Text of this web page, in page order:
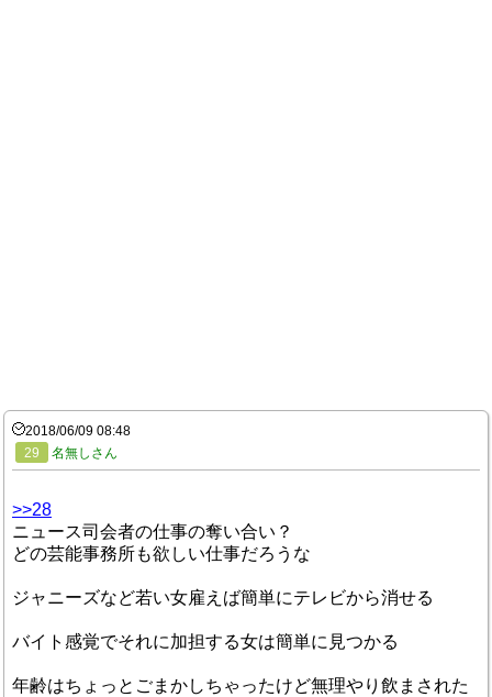
2018/06/09 08:48
29
名無しさん
>>28
ニュース司会者の仕事の奪い合い？
どの芸能事務所も欲しい仕事だろうな
ジャニーズなど若い女雇えば簡単にテレビから消せる
バイト感覚でそれに加担する女は簡単に見つかる
年齢はちょっとごまかしちゃったけど無理やり飲まされた